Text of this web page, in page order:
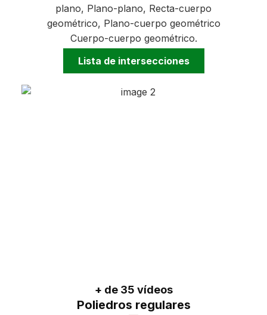
plano, Plano-plano, Recta-cuerpo
geométrico, Plano-cuerpo geométrico
Cuerpo-cuerpo geométrico.
Lista de intersecciones
+ de 35 vídeos
Poliedros regulares